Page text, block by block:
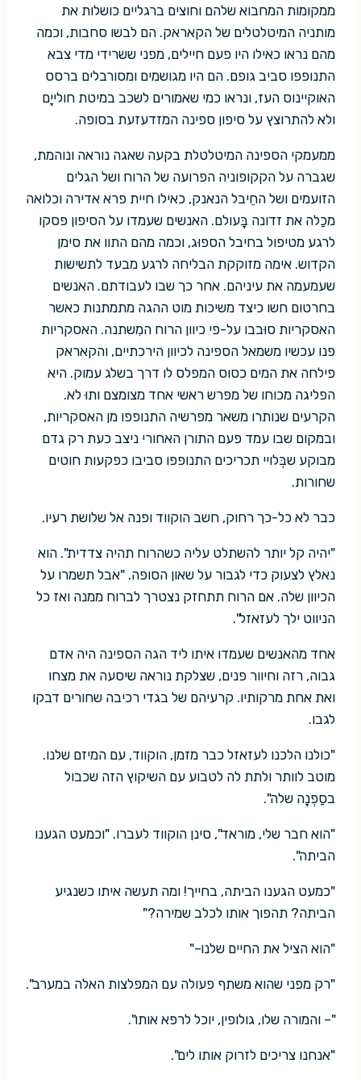
ממקומות המחבוא שלהם וחוצים ברגליים כושלות את
מותניה המיטלטלים של הקאראק. הם לבשו סחבות, וכמה
מהם נראו כאילו היו פעם חיילים, מפני ששרידי מדי צבא
התנופפו סביב גופם. הם היו מגושמים ומסורבלים ברסס
האוקיינוס העז, ונראו כמי שאמורים לשכב במיטת חולייָם
ולא להתרוצץ על סיפון ספינה המזדעזעת בסופה.
ממעמקי הספינה המיטלטלת בקעה שאגה נוראה ונוהמת,
שגברה על הקקופוניה הפרועה של הרוח ושל הגלים
הזועמים ושל החֵיבל הנאנק, כאילו חיית פרא אדירה וכלואה
מכַלה את זדונה בָּעולם. האנשים שעמדו על הסיפון פסקו
לרגע מטיפול בחיבל הספוּג, וכמה מהם התוו את סימן
הקדוש. אימה מזוקקת הבליחה לרגע מבעד לתשישות
שעמעמה את עיניהם. אחר כך שבו לעבודתם. האנשים
בחרטום חשו כיצד משיכות מוט ההגה מתמתנות כאשר
האסקריות סוּבבו על-פי כיוון הרוח המִשתנה. האסקריות
פנו עכשיו משמאל הספינה לכיוון הירכתיים, והקאראק
פילחה את המים כסוס המפלס לו דרך בשלג עמוק. היא
הפליגה מכוחו של מפרש ראשי אחד מצומצם ותוּ לא.
הקרעים שנותרו משאר מפרשיה התנופפו מן האסקריות,
ובמקום שבו עמד פעם התורן האחורי ניצב כעת רק גדם
מבוקע שבְּלויי תכריכים התנופפו סביבו כפקעות חוטים
שחורות.
כבר לא כל-כך רחוק, חשב הוקווד ופנה אל שלושת רעיו.
"יהיה קל יותר להשתלט עליה כשהרוח תהיה צדדית". הוא
נאלץ לצעוק כדי לגבור על שאון הסופה. "אבל תשמרו על
הכיוון שלה. אם הרוח תתחזק נצטרך לברוח ממנה ואז כל
הניווט ילך לעזאזל".
אחד מהאנשים שעמדו איתו ליד הגה הספינה היה אדם
גבוה, רזה וחיוור פנים, שצלקת נוראה שיסעה את מצחו
ואת אחת מרקותיו. קרעיהם של בגדי רכיבה שחורים דבקו
לגבו.
"כולנו הלכנו לעזאזל כבר מזמן, הוקווד, עם המיזם שלנו.
מוטב לוותר ולתת לה לטבוע עם השיקוץ הזה שכבול
בסַפְנָה שלה".
"הוא חבר שלי, מוראד", סינן הוקווד לעברו. "וכמעט הגענו
הביתה".
"כמעט הגענו הביתה, בחייך! ומה תעשה איתו כשנגיע
הביתה? תהפוך אותו לכלב שמירה?"
"הוא הציל את החיים שלנו–"
"רק מפני שהוא משתף פעולה עם המפלצות האלה במערב".
"– והמורה שלו, גולופין, יוכל לרפא אותו".
"אנחנו צריכים לזרוק אותו לים".